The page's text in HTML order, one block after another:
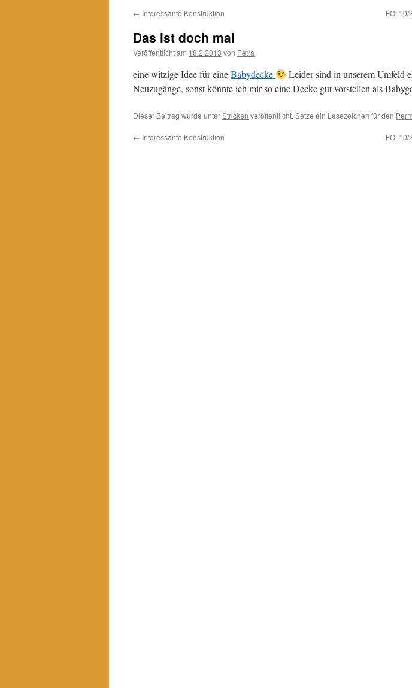
← Interessante Konstruktion FO:
Das ist doch mal
Veröffentlicht am 18.2.2013 von Petra
eine witzige Idee für eineBabydecke
Leider sind in unserem Umfeld
Neuzugänge, sonst könnte ich mir so eine Decke gut vorstellen als
Dieser Beitrag wurde unterStricken veröffentlicht. Setze ein Lesezeichen für den
← Interessante Konstruktion FO: